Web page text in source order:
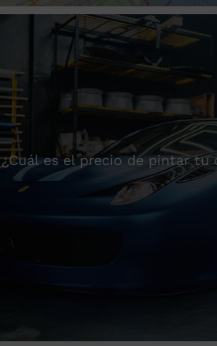
¿Cuál es el precio de pintar tu